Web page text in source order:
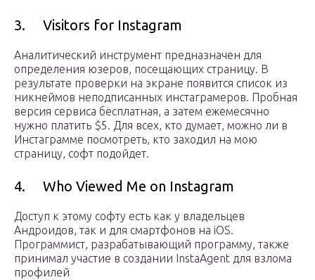
3. Visitors for Instagram
Аналитический инструмент предназначен для
определения юзеров, посещающих страницу. В
результате проверки на экране появится список из
никнеймов неподписанных инстаграмеров. Пробная
версия сервиса бесплатная, а затем ежемесячно
нужно платить $5. Для всех, кто думает, можно ли в
Инстаграмме посмотреть, кто заходил на мою
страницу, софт подойдет.
4. Who Viewed Me on Instagram
Доступ к этому софту есть как у владельцев
Андроидов, так и для смартфонов на iOS.
Программист, разрабатывающий программу, также
принимал участие в создании InstaAgent для взлома
профилей